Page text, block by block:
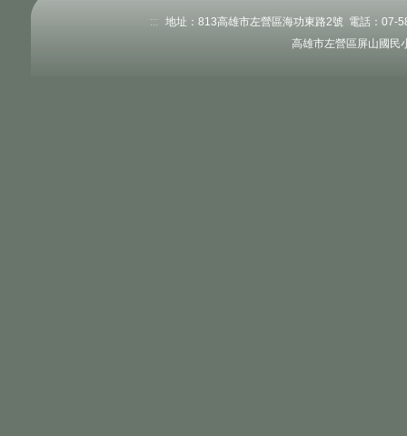
:::
地址：813高雄市左營區海功東路2號 電話：07-
高雄市左營區屏山國民